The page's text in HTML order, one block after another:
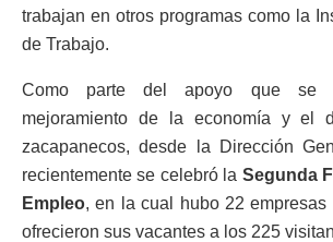
trabajan en otros programas como la
de Trabajo.
Como parte del apoyo que se
mejoramiento de la economía y el
zacapanecos, desde la Dirección
recientemente se celebró la Segunda
Empleo, en la cual hubo 22 empresas
ofrecieron sus vacantes a los 225